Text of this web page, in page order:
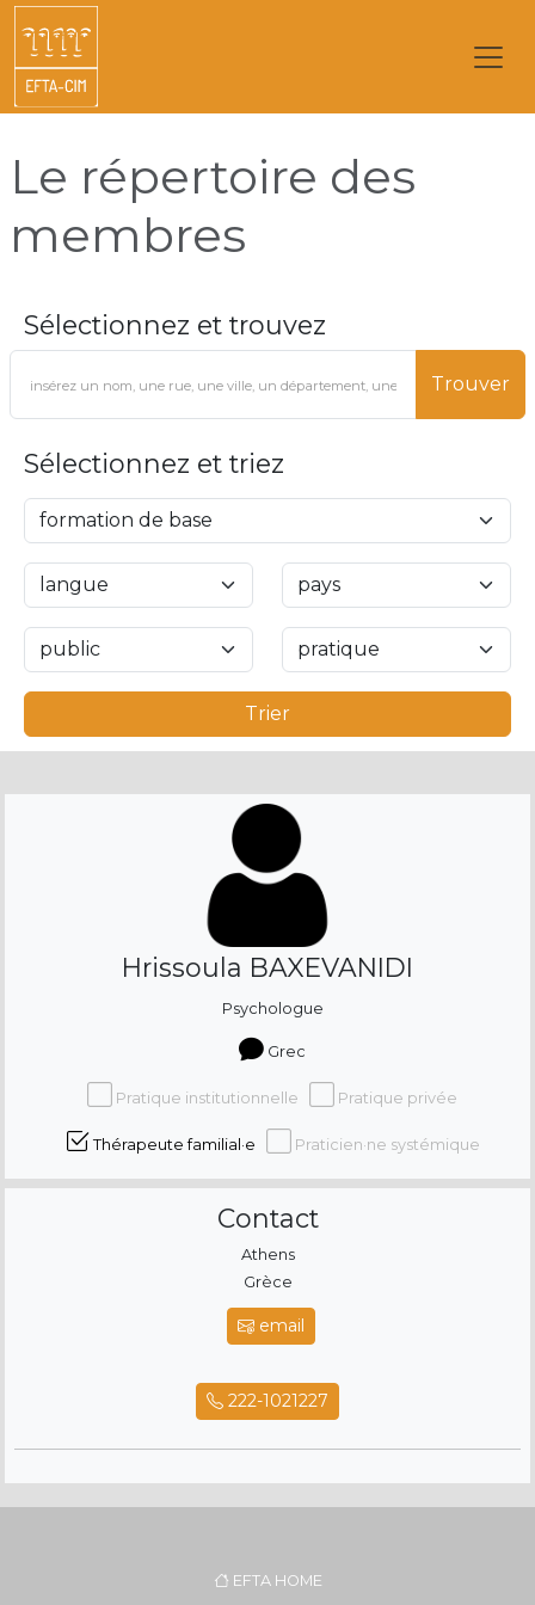
Le répertoire des
membres
Sélectionnez et trouvez
Trouver
Sélectionnez et triez
Trier
Hrissoula BAXEVANIDI
Psychologue
Grec
Pratique institutionnelle Pratique privée
Thérapeute familial·e Praticien·ne systémique
Contact
Athens
Grèce
email
222-1021227
EFTA HOME